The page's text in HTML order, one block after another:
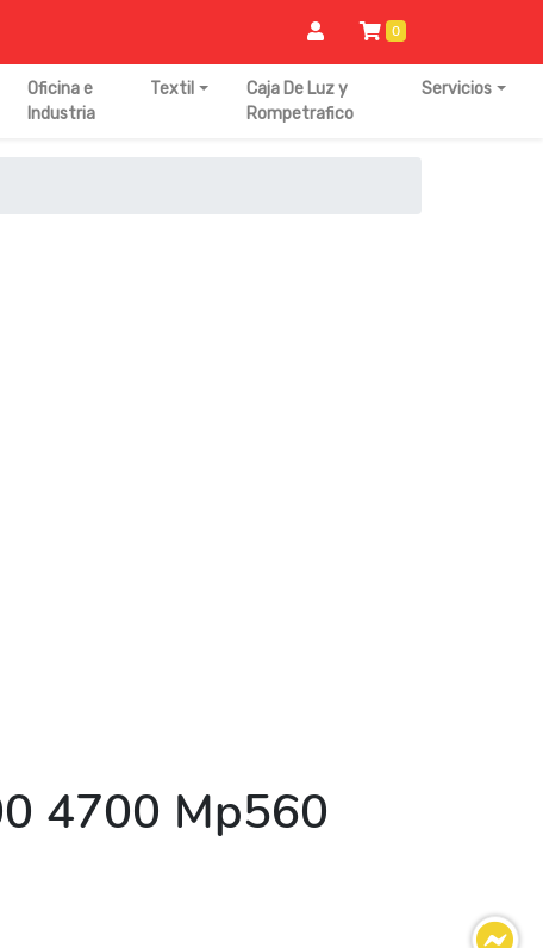
0
Oficina e
Industria
Textil
Caja De Luz y
Rompetrafico
Servicios
4700 Mp560